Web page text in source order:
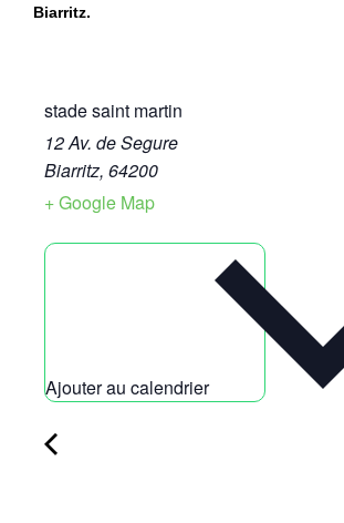
Biarritz.
stade saint martin
12 Av. de Segure
Biarritz, 64200
+ Google Map
Ajouter au calendrier